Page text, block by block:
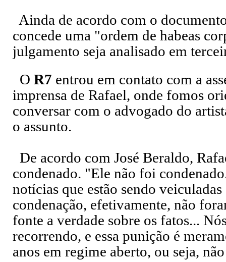
Ainda de acordo com o
concede uma "ordem de habeas
julgamento seja analisado em
O R7 entrou em contato com a
imprensa de Rafael, onde fomos
conversar com o advogado do
o assunto.
De acordo com José Beraldo,
condenado. "Ele não foi
notícias que estão sendo
condenação, efetivamente, não
fonte a verdade sobre os fatos...
recorrendo, e essa punição é
anos em regime aberto, ou seja,